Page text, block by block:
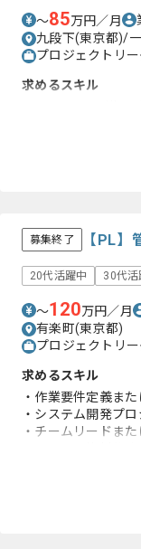
〜85万円／月
九段下(東京都)/
プロジェクトリ
求めるスキル
募集終了 【PL
20代活躍中 30代活
〜120万円／月
有楽町(東京都)
プロジェクトリ
求めるスキル
・作業要件定義ま
・システム開発プ
・チームリードま